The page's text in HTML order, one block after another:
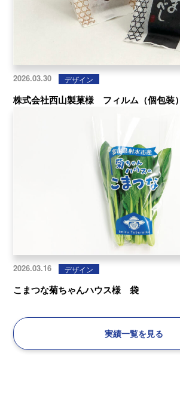
2026.03.30 デザイン
株式会社西山製菓様 フィルム（個包装）
2026.03.16 デザイン
こまつな菊ちゃんハウス様 袋
実績一覧を見る